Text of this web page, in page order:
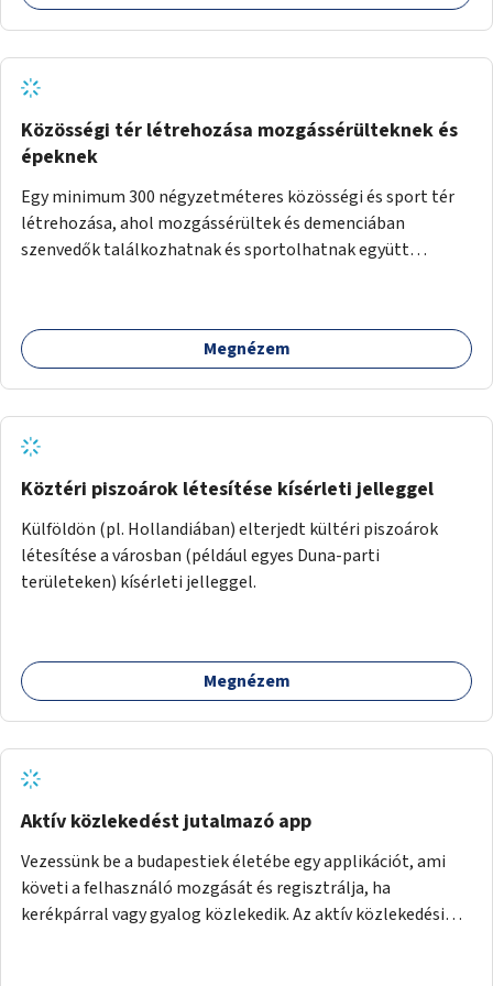
Közösségi tér létrehozása mozgássérülteknek és
épeknek
Egy minimum 300 négyzetméteres közösségi és sport tér
létrehozása, ahol mozgássérültek és demenciában
szenvedők találkozhatnak és sportolhatnak együtt
tud játszani, fontos, hogy a téren legyenek formájukban,
hangulatukban elkülönülő pontok, mezítlábas ösvények, az
Megnézem
Köztéri piszoárok létesítése kísérleti jelleggel
Külföldön (pl. Hollandiában) elterjedt kültéri piszoárok
létesítése a városban (például egyes Duna-parti
területeken) kísérleti jelleggel.
Megnézem
Aktív közlekedést jutalmazó app
Vezessünk be a budapestiek életébe egy applikációt, ami
követi a felhasználó mozgását és regisztrálja, ha
kerékpárral vagy gyalog közlekedik. Az aktív közlekedési